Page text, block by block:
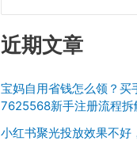
近期文章
宝妈自用省钱怎么领？买
7625568新手注册流程拆
小红书聚光投放效果不好